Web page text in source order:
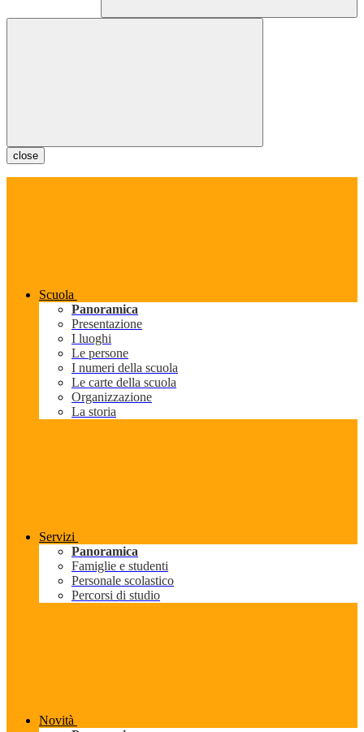
close
Scuola
Panoramica
Presentazione
I luoghi
Le persone
I numeri della scuola
Le carte della scuola
Organizzazione
La storia
Servizi
Panoramica
Famiglie e studenti
Personale scolastico
Percorsi di studio
Novità